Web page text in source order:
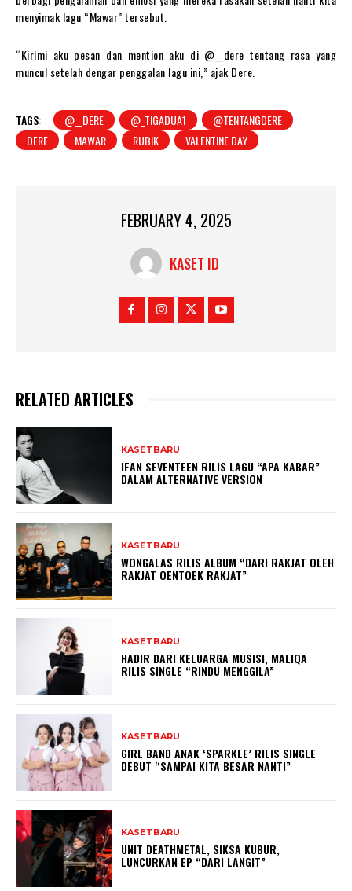
menyimak lagu “Mawar” tersebut.
“Kirimi aku pesan dan mention aku di @__dere tentang rasa yang
muncul setelah dengar penggalan lagu ini,” ajak Dere.
TAGS: @__DERE @_TIGADUA1
@TENTANGDERE
DERE
MAWAR RUBIK VALENTINE DAY
FEBRUARY 4, 2025
KASET ID
RELATED ARTICLES
KASETBARU
IFAN SEVENTEEN RILIS LAGU “APA KABAR”
DALAM ALTERNATIVE VERSION
KASETBARU
WONGALAS RILIS ALBUM “DARI RAKJAT OLEH
RAKJAT OENTOEK RAKJAT”
KASETBARU
HADIR DARI KELUARGA MUSISI, MALIQA
RILIS SINGLE “RINDU MENGGILA”
KASETBARU
GIRL BAND ANAK ‘SPARKLE’ RILIS SINGLE
DEBUT “SAMPAI KITA BESAR NANTI”
KASETBARU
UNIT DEATHMETAL, SIKSA KUBUR,
LUNCURKAN EP “DARI LANGIT”